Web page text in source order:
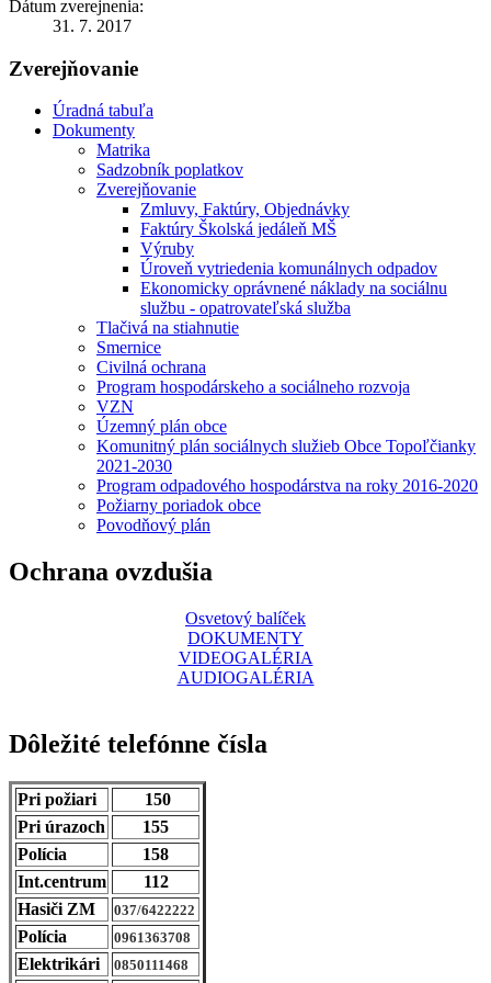
Dátum zverejnenia:
31. 7. 2017
Zverejňovanie
Úradná tabuľa
Dokumenty
Matrika
Sadzobník poplatkov
Zverejňovanie
Zmluvy, Faktúry, Objednávky
Faktúry Školská jedáleň MŠ
Výruby
Úroveň vytriedenia komunálnych odpadov
Ekonomicky oprávnené náklady na sociálnu
službu - opatrovateľská služba
Tlačivá na stiahnutie
Smernice
Civilná ochrana
Program hospodárskeho a sociálneho rozvoja
VZN
Územný plán obce
Komunitný plán sociálnych služieb Obce Topoľčianky
2021-2030
Program odpadového hospodárstva na roky 2016-2020
Požiarny poriadok obce
Povodňový plán
Ochrana ovzdušia
Osvetový balíček
DOKUMENTY
VIDEOGALÉRIA
AUDIOGALÉRIA
Dôležité telefónne čísla
Pri požiari
150
Pri úrazoch
155
Polícia
158
Int.centrum
112
Hasiči ZM
037/6422222
Polícia 0961363708
Elektrikári 0850111468